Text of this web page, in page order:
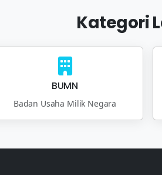
Kategori
BUMN
Badan Usaha Milik Negara